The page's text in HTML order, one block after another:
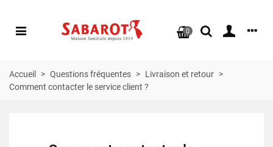
0
Accueil > Questions fréquentes > Livraison et retour >
Comment contacter le service client ?